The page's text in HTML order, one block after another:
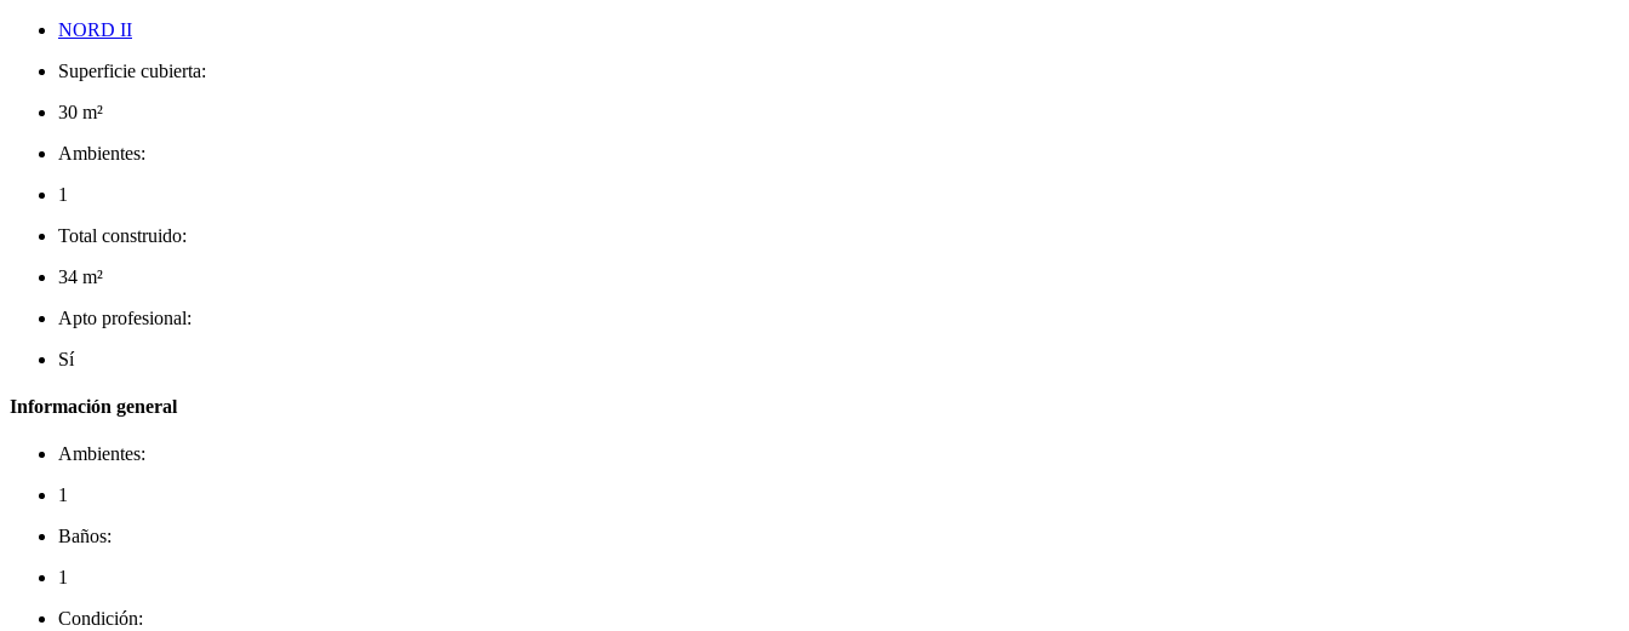
NORD II
Superficie cubierta:
30 m²
Ambientes:
1
Total construido:
34 m²
Apto profesional:
Sí
Información general
Ambientes:
1
Baños:
1
Condición: